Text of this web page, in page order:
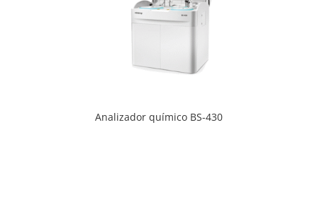
Analizador químico BS-430